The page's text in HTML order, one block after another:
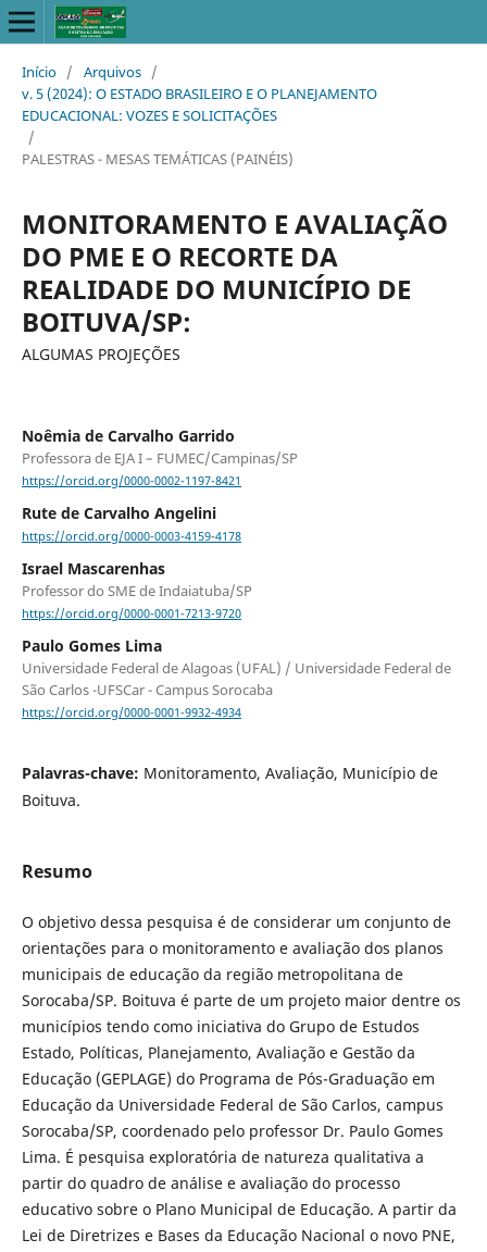
Início / Arquivos /
v. 5 (2024): O ESTADO BRASILEIRO E O PLANEJAMENTO
EDUCACIONAL: VOZES E SOLICITAÇÕES
/
PALESTRAS - MESAS TEMÁTICAS (PAINÉIS)
MONITORAMENTO E AVALIAÇÃO
DO PME E O RECORTE DA
REALIDADE DO MUNICÍPIO DE
BOITUVA/SP:
ALGUMAS PROJEÇÕES
Noêmia de Carvalho Garrido
Professora de EJA I – FUMEC/Campinas/SP
https://orcid.org/0000-0002-1197-8421
Rute de Carvalho Angelini
https://orcid.org/0000-0003-4159-4178
Israel Mascarenhas
Professor do SME de Indaiatuba/SP
https://orcid.org/0000-0001-7213-9720
Paulo Gomes Lima
Universidade Federal de Alagoas (UFAL) / Universidade Federal de
São Carlos -UFSCar - Campus Sorocaba
https://orcid.org/0000-0001-9932-4934
Palavras-chave: Monitoramento, Avaliação, Município de
Boituva.
Resumo
O objetivo dessa pesquisa é de considerar um conjunto de
orientações para o monitoramento e avaliação dos planos
municipais de educação da região metropolitana de
Sorocaba/SP. Boituva é parte de um projeto maior dentre os
municípios tendo como iniciativa do Grupo de Estudos
Estado, Políticas, Planejamento, Avaliação e Gestão da
Educação (GEPLAGE) do Programa de Pós-Graduação em
Educação da Universidade Federal de São Carlos, campus
Sorocaba/SP, coordenado pelo professor Dr. Paulo Gomes
Lima. É pesquisa exploratória de natureza qualitativa a
partir do quadro de análise e avaliação do processo
educativo sobre o Plano Municipal de Educação. A partir da
Lei de Diretrizes e Bases da Educação Nacional o novo PNE,